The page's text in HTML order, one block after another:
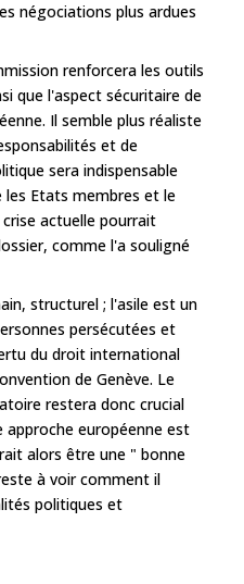
négociations plus ardues
renforcera les outils
que l'aspect sécuritaire de
Il semble plus réaliste
et de
sera indispensable
Etats membres et le
actuelle pourrait
comme l'a souligné
structurel ; l'asile est un
persécutées et
du droit international
de Genève. Le
restera donc crucial
approche européenne est
alors être une " bonne
à voir comment il
politiques et